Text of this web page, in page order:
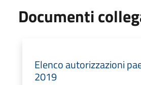
Documenti
Elenco autorizzazioni
2019